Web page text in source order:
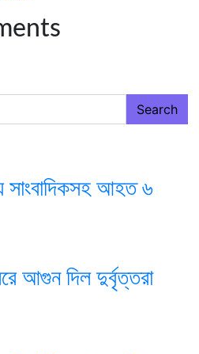
Search
সাংবাদিকসহ আহত ৬
আগুন দিল দুর্বৃত্তরা